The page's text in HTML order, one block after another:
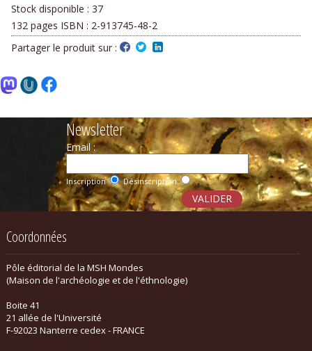
Stock disponible :37
132 pages ISBN : 2-913745-48-2
Partager le produit sur :
Newsletter
Email :
Inscription Désinscription
Coordonnées
Pôle éditorial de la MSH Mondes
(Maison de l'archéologie et de l'éthnologie)
Boite 41
21 allée de l'Université
F-92023 Nanterre cedex - FRANCE